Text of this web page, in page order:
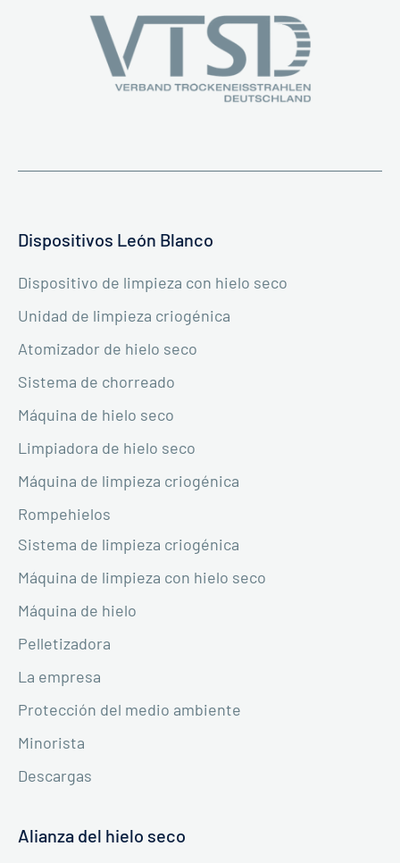
Dispositivos León Blanco
Dispositivo de limpieza con hielo seco
Unidad de limpieza criogénica
Atomizador de hielo seco
Sistema de chorreado
Máquina de hielo seco
Limpiadora de hielo seco
Máquina de limpieza criogénica
Rompehielos
Sistema de limpieza criogénica
Máquina de limpieza con hielo seco
Máquina de hielo
Pelletizadora
La empresa
Protección del medio ambiente
Minorista
Descargas
Alianza del hielo seco